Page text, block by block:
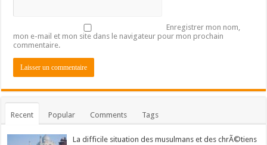
Enregistrer mon nom,
mon e-mail et mon site dans le navigateur pour mon prochain
commentaire.
Recent Popular Comments Tags
La difficile situation des musulmans et des chrÃ©tiens